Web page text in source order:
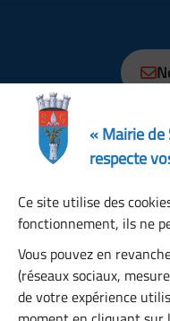
Lundi, Mardi, Jeudi,
« Mairie
respecte
Ce site utilise des
fonctionnement, ils ne
Vous pouvez en
(réseaux sociaux,
de votre expérience